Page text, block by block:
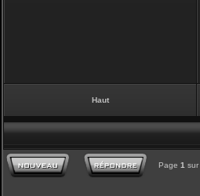
Haut
Page 1 sur